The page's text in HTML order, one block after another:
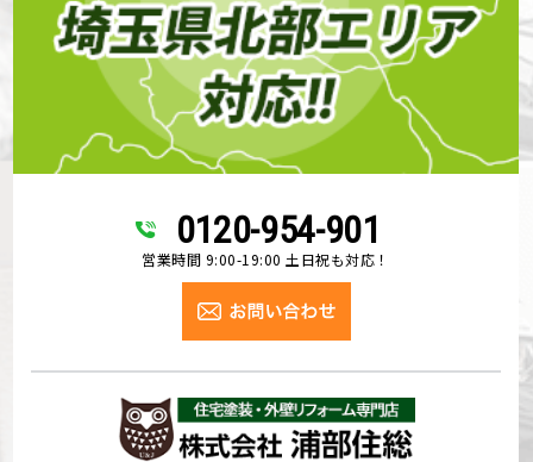
0120-954-901
営業時間 9:00-19:00 土日祝も対応！